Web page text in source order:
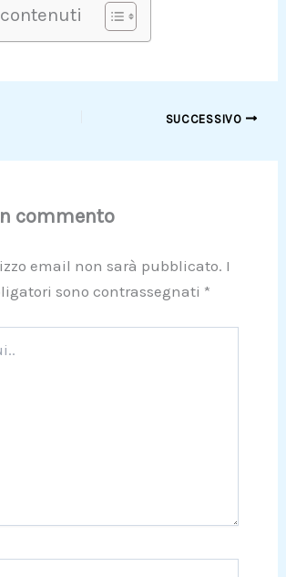
SUCCESSIVO
commento
email non sarà pubblicato. I
sono contrassegnati *